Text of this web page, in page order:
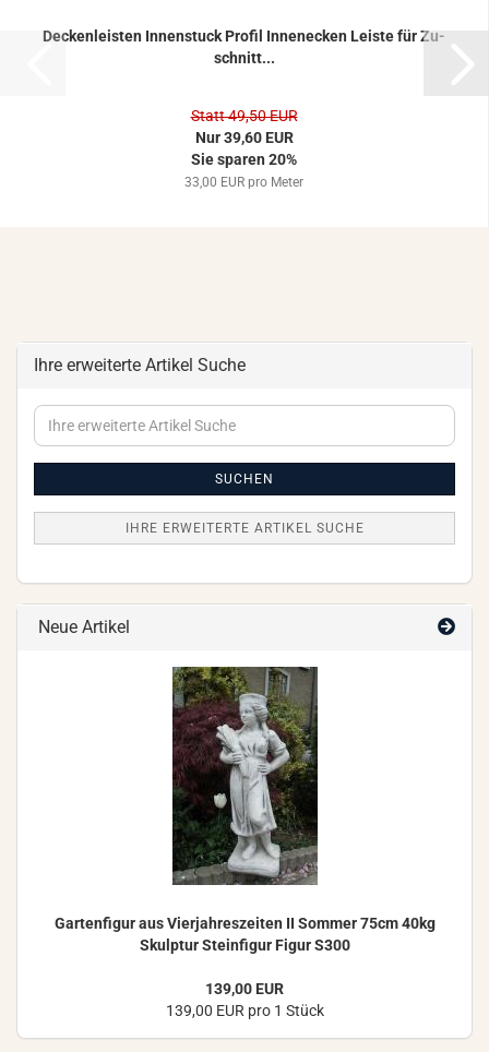
De­cken­leis­ten In­nen­stuck Pro­fil In­nen­ecken Leis­te für Zu­
schnitt...
Statt 49,50 EUR
Nur 39,60 EUR
Sie sparen 20%
33,00 EUR pro Meter
Ihre erweiterte Artikel Suche
Ihre
erweiterte
SUCHEN
IHRE ERWEITERTE ARTIKEL SUCHE
Neue Artikel
Gar­ten­fi­gur aus Vier­jah­res­zei­ten II Som­mer 75cm 40kg
Skulp­tur Stein­fi­gur Figur S300
139,00 EUR
139,00 EUR pro 1 Stück